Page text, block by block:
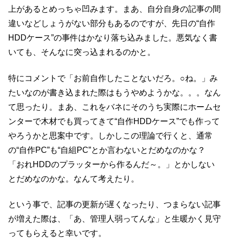
上があるとめっちゃ凹みます。まあ、自分自身の記事の間
違いなどしょうがない部分もあるのですが、先日の“自作
HDDケース”の事件はかなり落ち込みました。悪気なく書
いても、そんなに突っ込まれるのかと。
特にコメントで「お前自作したことないだろ。○ね。」み
たいなのが書き込まれた際はもうやめようかな。。。なん
て思ったり。まあ、これをバネにそのうち実際にホームセ
ンターで木材でも買ってきて“自作HDDケース”でも作って
やろうかと思案中です。しかしこの理論で行くと、通常
の“自作PC”も“自組PC”とか言わないとだめなのかな？
「おれHDDのプラッターから作るんだ～。」とかしない
とだめなのかな。なんて考えたり。
という事で、記事の更新が遅くなったり、つまらない記事
が増えた際は、「あ、管理人弱ってんな」と生暖かく見守
ってもらえると幸いです。